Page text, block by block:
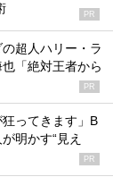
PR
超人ハリー・ラ
「絶対王者から
PR
狂ってきます」B
明かす“見え
PR